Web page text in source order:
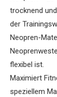
trocknend
der
Neopren-
flexibel ist.
Maximiert
speziellem